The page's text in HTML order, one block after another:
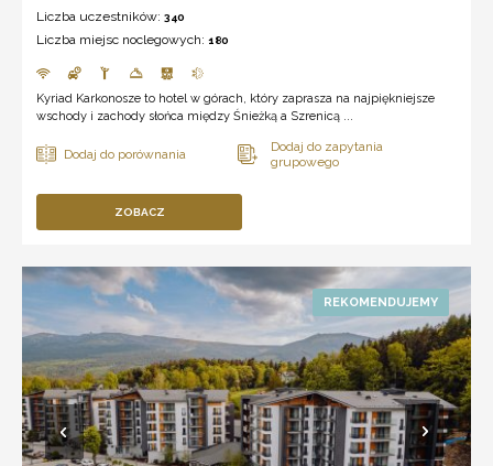
Liczba uczestników: 340
Liczba miejsc noclegowych: 180
Kyriad Karkonosze to hotel w górach, który zaprasza na najpiękniejsze
wschody i zachody słońca między Śnieżką a Szrenicą ...
ZOBACZ